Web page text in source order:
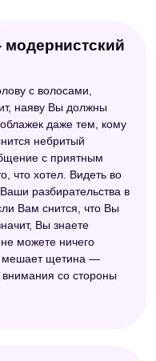
модернистский
с волосами,
наяву Вы должны
даже тем, кому
небритый
с приятным
что хотел. Видеть во
разбирательства в
Вам снится, что Вы
Вы знаете
можете ничего
мешает щетина —
внимания со стороны